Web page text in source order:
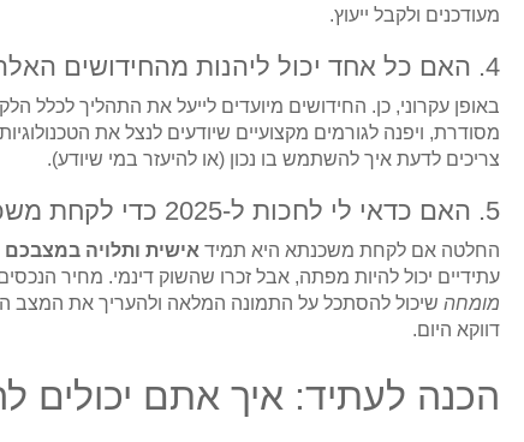
מעודכנים ולקבל ייעוץ.
4. האם כל אחד יכול ליהנות מהחידושים האלה?
באופן עקרוני, כן. החידושים מיועדים לייעל את התהליך לכלל
מסודרת, ויפנה לגורמים מקצועיים שיודעים לנצל את
צריכים לדעת איך להשתמש בו נכון (או להיעזר במי שיודע).
5. האם כדאי לי לחכות ל-2025 כדי לקחת משכנתא?
החלטה אם לקחת משכנתא היא תמיד אישית ותלויה במצבכם
עתידיים יכול להיות מפתה, אבל זכרו שהשוק דינמי. מחיר
מומחה שיכול להסתכל על התמונה המלאה ולהעריך את המצב
דווקא היום.
הכנה לעתיד: איך אתם יכולים